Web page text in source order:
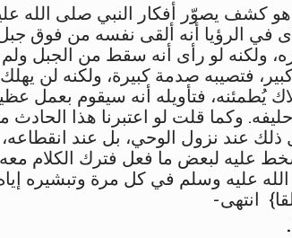
كشف يصوّر أفكار النبي صلى الله
في الرؤيا أنه ألقى نفسه من فوق
ولكنه لو رأى أنه سقط من الجبل ولم
فتصيبه صدمة كبيرة، ولكنه لن
فتأويله أنه سيقوم بعمل
وكما قلت لو اعتبرنا هذا الحادث
عند نزول الوحي، بل عند انقطاعه،
عليه لبعض ما فعل فترك الكلام
عليه وسلم في كل مرة وتبشيره إياه
انتهى-